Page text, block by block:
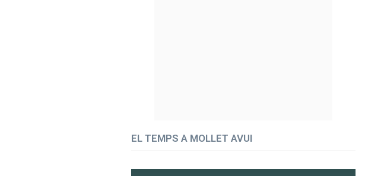
EL TEMPS A MOLLET AVUI